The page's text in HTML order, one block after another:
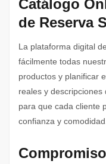
Catálogo
de Reserva
La plataforma digital
fácilmente todas
productos y planificar
reales y descripciones
para que cada cliente
confianza y comodidad.